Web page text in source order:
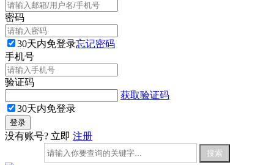
密码
30天内免登录忘记密码
手机号
验证码
获取验证码
30天内免登录
没有账号? 立即 注册